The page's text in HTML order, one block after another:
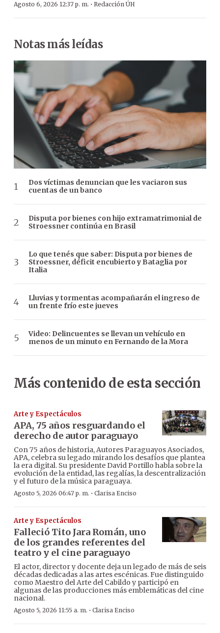
Agosto 6, 2026 12:37 p. m. · Redacción ÚH
Notas más leídas
Dos víctimas denuncian que les vaciaron sus
cuentas de un banco
Disputa por bienes con hijo extramatrimonial de
Stroessner continúa en Brasil
Lo que tenés que saber: Disputa por bienes de
Stroessner, déficit encubierto y Bataglia por
Italia
Lluvias y tormentas acompañarán el ingreso de
un frente frío este jueves
Video: Delincuentes se llevan un vehículo en
menos de un minuto en Fernando de la Mora
Más contenido de esta sección
Arte y Espectáculos
APA, 75 años resguardando el
derecho de autor paraguayo
Con 75 años de historia, Autores Paraguayos Asociados,
APA, celebra su legado mirando los desafíos que plantea
la era digital. Su presidente David Portillo habla sobre la
evolución de la entidad, las regalías, la descentralización
y el futuro de la música paraguaya.
Agosto 5, 2026 06:47 p. m. · Clarisa Enciso
Arte y Espectáculos
Falleció Tito Jara Román, uno
de los grandes referentes del
teatro y el cine paraguayo
El actor, director y docente deja un legado de más de seis
décadas dedicadas a las artes escénicas. Fue distinguido
como Maestro del Arte del Cabildo y participó en
algunas de las producciones más emblemáticas del cine
nacional.
Agosto 5, 2026 11:55 a. m. · Clarisa Enciso